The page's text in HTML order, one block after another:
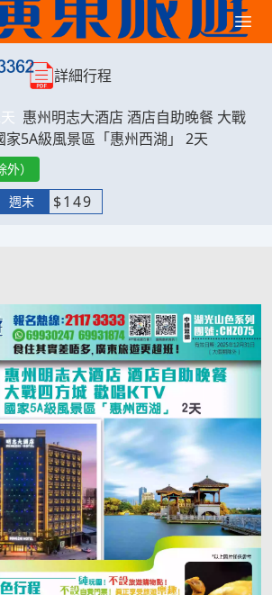
天 惠州明志大酒店 酒店自助晚餐 大戰
家5A級風景區「惠州西湖」 2天
）
週末 $149
詳細行程